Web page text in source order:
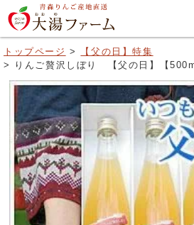
トップページ
【父の日】特集
りんご贅沢しぼり 【父の日】【